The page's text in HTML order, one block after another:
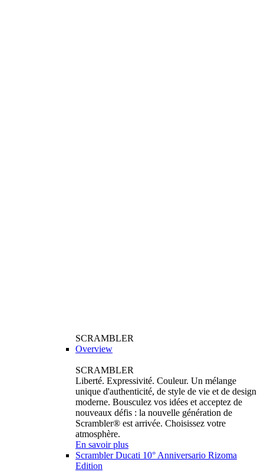
SCRAMBLER
Overview
SCRAMBLER
Liberté. Expressivité. Couleur. Un mélange
unique d'authenticité, de style de vie et de design
moderne. Bousculez vos idées et acceptez de
nouveaux défis : la nouvelle génération de
Scrambler® est arrivée. Choisissez votre
atmosphère.
En savoir plus
Scrambler Ducati 10° Anniversario Rizoma
Edition